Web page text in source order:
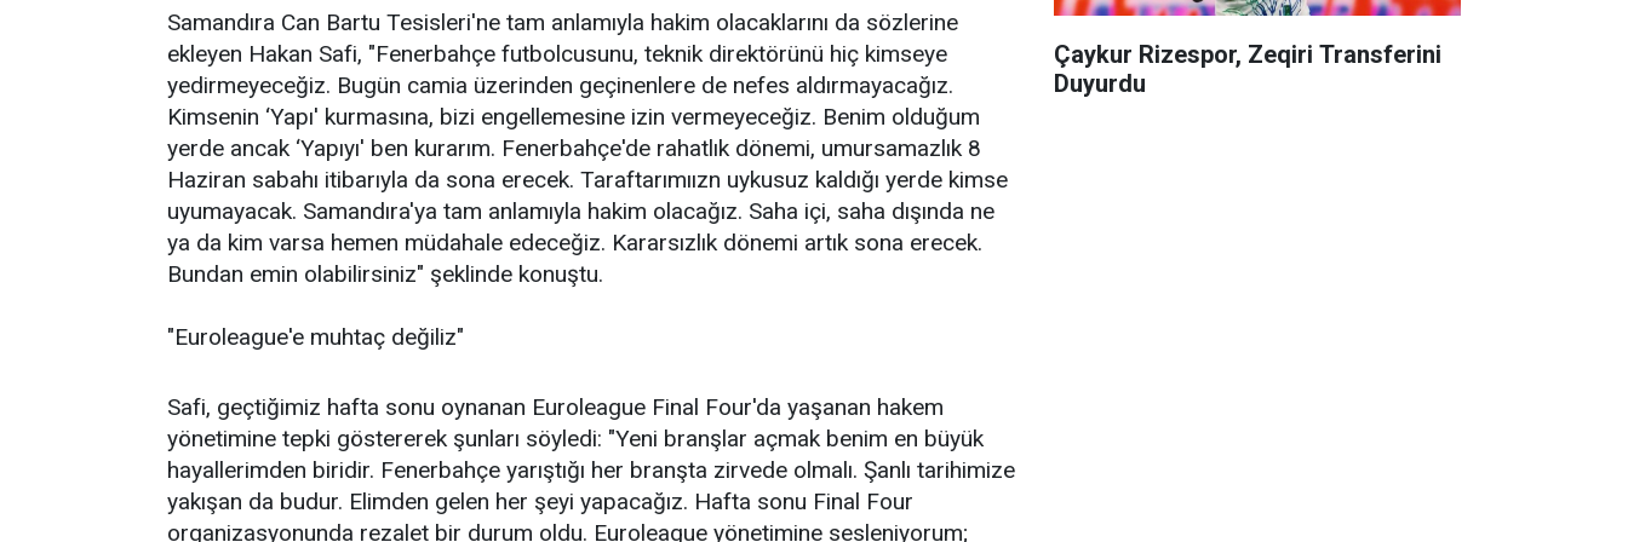
Samandıra Can Bartu Tesisleri'ne tam anlamıyla hakim olacaklarını da sözlerine
ekleyen Hakan Safi, "Fenerbahçe futbolcusunu, teknik direktörünü hiç kimseye
yedirmeyeceğiz. Bugün camia üzerinden geçinenlere de nefes aldırmayacağız.
Kimsenin ‘Yapı' kurmasına, bizi engellemesine izin vermeyeceğiz. Benim olduğum
yerde ancak ‘Yapıyı' ben kurarım. Fenerbahçe'de rahatlık dönemi, umursamazlık 8
Haziran sabahı itibarıyla da sona erecek. Taraftarımıızn uykusuz kaldığı yerde kimse
uyumayacak. Samandıra'ya tam anlamıyla hakim olacağız. Saha içi, saha dışında ne
ya da kim varsa hemen müdahale edeceğiz. Kararsızlık dönemi artık sona erecek.
Bundan emin olabilirsiniz" şeklinde konuştu.
"Euroleague'e muhtaç değiliz"
Safi, geçtiğimiz hafta sonu oynanan Euroleague Final Four'da yaşanan hakem
yönetimine tepki göstererek şunları söyledi: "Yeni branşlar açmak benim en büyük
hayallerimden biridir. Fenerbahçe yarıştığı her branşta zirvede olmalı. Şanlı tarihimize
yakışan da budur. Elimden gelen her şeyi yapacağız. Hafta sonu Final Four
organizasyonunda rezalet bir durum oldu. Euroleague yönetimine sesleniyorum;
Çaykur Rizespor, Zeqiri Transferini
Duyurdu